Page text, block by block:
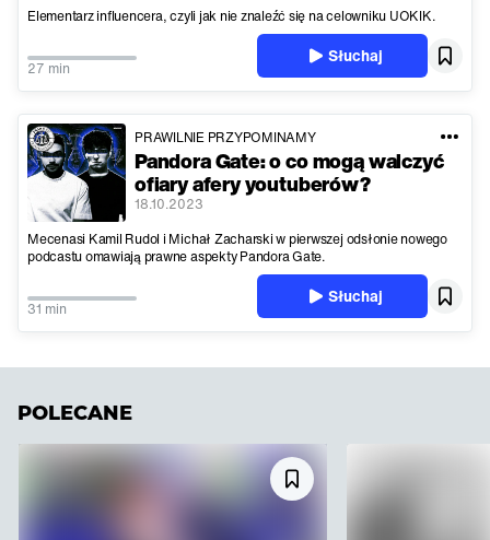
Elementarz influencera, czyli jak nie znaleźć się na celowniku UOKIK.
27 min
Słuchaj
PRAWILNIE PRZYPOMINAMY
Pandora Gate: o co mogą walczyć
ofiary afery youtuberów?
18.10.2023
Mecenasi Kamil Rudol i Michał Zacharski w pierwszej odsłonie nowego
podcastu omawiają prawne aspekty Pandora Gate.
31 min
Słuchaj
POLECANE